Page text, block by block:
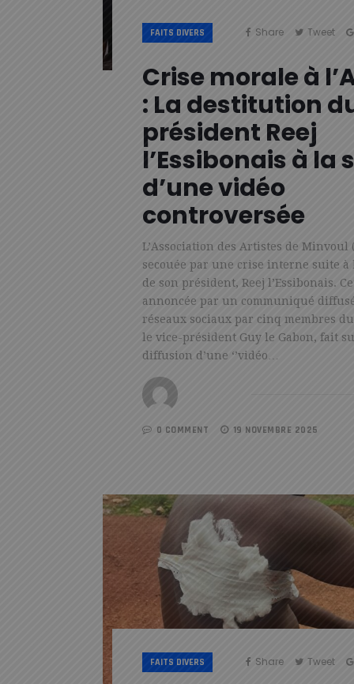
FAITS DIVERS Share Tweet
Crise morale à
: La destitution
président Reej
l’Essibonais à la
d’une vidéo
controversée
L’Association des Artistes de Minvoul
secouée par une crise interne suite
de son président, Reej l’Essibonais.
annoncée par un communiqué
réseaux sociaux par cinq membres
le vice-président Guy le Gabon, fait
diffusion d’une ‘’vidéo…
0 COMMENT 19 NOVEMBRE 2025
FAITS DIVERS Share Tweet